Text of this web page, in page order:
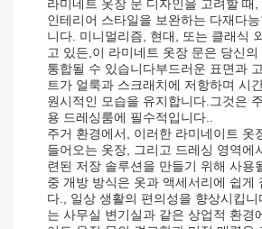
라미네트 옷장 문 디자인을 고려할 때
인테리어 스타일을 보완하는 다재다
니다. 미니멀리즘, 현대, 또는 클래식
고 있든,이 라미네트 옷장 문은 당신
통합될 수 있습니다부드러운 표면과
트가 얼룩과 스크래치에 저항하며 시
원시적인 모습을 유지합니다.그것은
용 드레싱룸에 필수적입니다..
주거 환경에서, 이러한 라미네이트 옷
들어오는 옷장, 그리고 드레싱 영역에
련된 저장 솔루션을 만들기 위해 사용
중 개방 방식은 옷과 액세서리에 쉽게
다., 일상 생활의 편의성을 향상시킵
는 사무실 변기실과 같은 상업적 환경